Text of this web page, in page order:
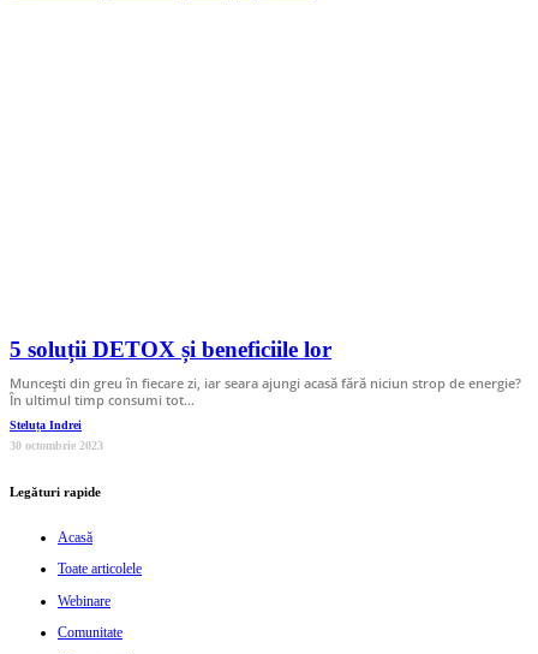
5 soluții DETOX și beneficiile lor
Muncești din greu în fiecare zi, iar seara ajungi acasă fără niciun strop de energie?
În ultimul timp consumi tot…
Steluța Indrei
30 octombrie 2023
Legături rapide
Acasă
Toate articolele
Webinare
Comunitate